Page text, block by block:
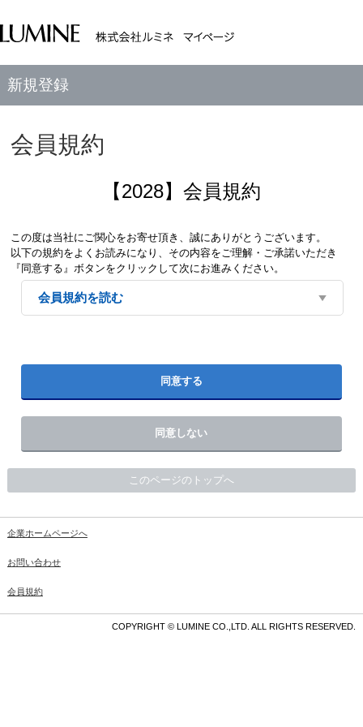
新規登録
会員規約
【2028】会員規約
この度は当社にご関心をお寄せ頂き、誠にありがとうございます。
以下の規約をよくお読みになり、その内容をご理解・ご承諾いただき
『同意する』ボタンをクリックして次にお進みください。
会員規約を読む
同意する
同意しない
このページのトップへ
企業ホームページへ
お問い合わせ
会員規約
COPYRIGHT © LUMINE CO.,LTD. ALL RIGHTS RESERVED.